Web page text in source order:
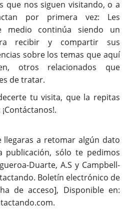
que nos siguen visitando, o a
por primera vez: Les
medio continúa siendo un
recibir y compartir sus
sobre los temas que aquí
otros relacionados que
de tratar.
tu visita, que la repitas
llegaras a retomar algún dato
publicación, sólo te pedimos
Duarte, A.S y Campbell-
Boletín electrónico de
de acceso], Disponible en: